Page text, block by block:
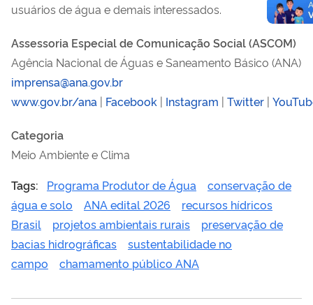
usuários de água e demais interessados.
Assessoria Especial de Comunicação Social (ASCOM)
Agência Nacional de Águas e Saneamento Básico (ANA)
imprensa@ana.gov.br
www.gov.br/ana | Facebook | Instagram | Twitter |
Categoria
Meio Ambiente e Clima
Tags:
Programa Produtor de Água
conservação de
água e solo
ANA edital 2026
recursos hídricos
Brasil
projetos ambientais rurais
preservação de
bacias hidrográficas
sustentabilidade no
campo
chamamento público ANA